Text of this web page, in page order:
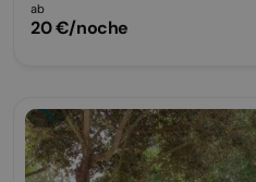
ab
20 €/noche
Parcela